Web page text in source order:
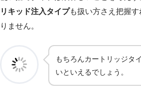
リキッド注入タイプも扱い方さえ把握
りません。
もちろんカートリッジタ
いといえるでしょう。